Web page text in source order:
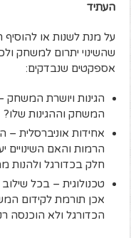
העתיד
שהשינוי יתרום למשחק
אספקטים שנבדקים:
הגינות ויושרת המשחק
המשחק וההגינות שלו?
אחידות אוניברסלית –
הרמות והאם השינויים
חלק בכדורגל ולהנות
טכנולוגית – בכל
אכן תורמת לקידום
הכדורגל ולא הוכנסה